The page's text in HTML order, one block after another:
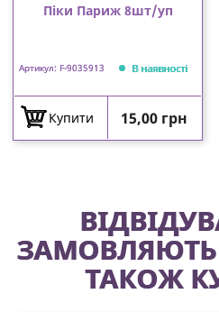
Піки Париж 8шт/уп
Артикул: F-9035913 В наявності
Купити Ціна
15,00 грн
ЗАМОВЛЯЮТЬ
ТАКОЖ